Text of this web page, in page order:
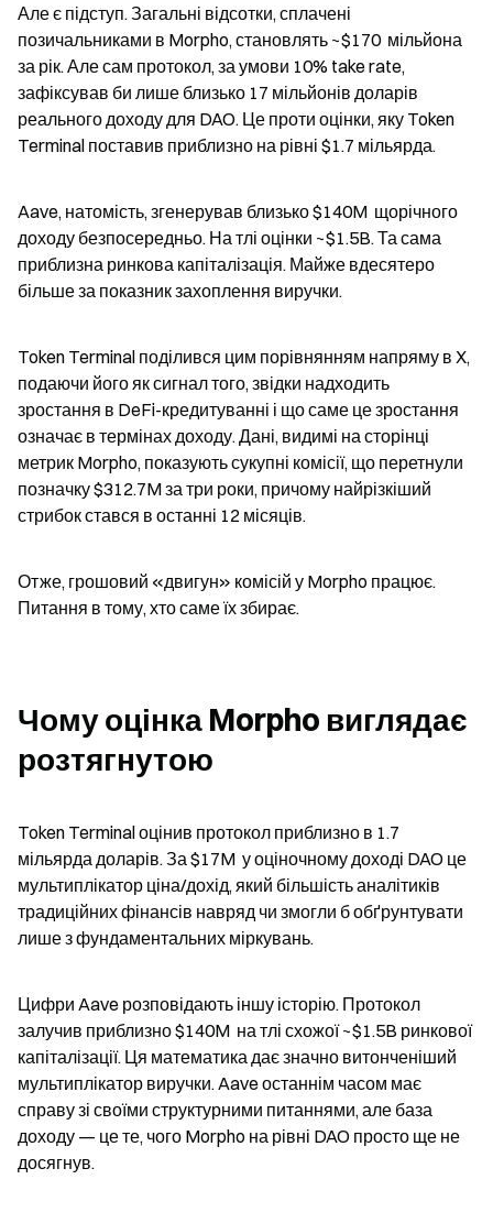
Але є підступ. Загальні відсотки, сплачені
позичальниками в Morpho, становлять ~$170  мільйона
за рік. Але сам протокол, за умови 10% take rate,
зафіксував би лише близько 17 мільйонів доларів
реального доходу для DAO. Це проти оцінки, яку Token
Terminal поставив приблизно на рівні $1.7 мільярда.
Aave, натомість, згенерував близько $140M  щорічного
доходу безпосередньо. На тлі оцінки ~$1.5B. Та сама
приблизна ринкова капіталізація. Майже вдесятеро
більше за показник захоплення виручки.
Token Terminal поділився цим порівнянням напряму в X,
подаючи його як сигнал того, звідки надходить
зростання в DeFi-кредитуванні і що саме це зростання
означає в термінах доходу. Дані, видимі на сторінці
метрик Morpho, показують сукупні комісії, що перетнули
позначку $312.7M за три роки, причому найрізкіший
стрибок стався в останні 12 місяців.
Отже, грошовий «двигун» комісій у Morpho працює.
Питання в тому, хто саме їх збирає.
Чому оцінка Morpho виглядає
розтягнутою
Token Terminal оцінив протокол приблизно в 1.7
мільярда доларів. За $17M  у оціночному доході DAO це
мультиплікатор ціна/дохід, який більшість аналітиків
традиційних фінансів навряд чи змогли б обґрунтувати
лише з фундаментальних міркувань.
Цифри Aave розповідають іншу історію. Протокол
залучив приблизно $140M  на тлі схожої ~$1.5B ринкової
капіталізації. Ця математика дає значно витонченіший
мультиплікатор виручки. Aave останнім часом має
справу зі своїми структурними питаннями, але база
доходу — це те, чого Morpho на рівні DAO просто ще не
досягнув.